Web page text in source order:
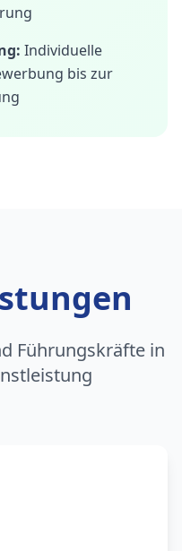
Individuelle
bis zur
Führungskräfte in